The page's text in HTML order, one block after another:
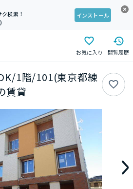
検索！
インストール
お気に入り 閲覧履歴
1階/101(東京都練
賃貸